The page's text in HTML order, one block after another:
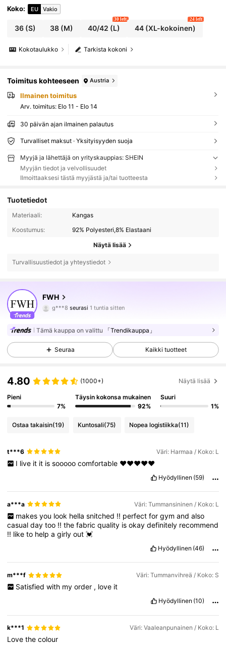
Koko: EU Vakio
36(S) 38 (M) 40/42 (L)
30 left
44(XL-kokoinen)
24 left
Tarkista kokoni
Kokotaulukko
Toimitus kohteeseen Austria
Ilmainen toimitus
Arv. toimitus: Elo 11 - Elo 14
30 päivän ajan ilmainen palautus
Turvalliset maksut · Yksityisyyden suoja
Myyjä ja lähettäjä on yrityskauppias: SHEIN
Myyjän tiedot ja velvollisuudet
Ilmoittaaksesi tästä myyjästä ja/tai tuotteesta
Tuotetiedot
Materiaali:
Kangas
Koostumus:
92% Polyesteri,8% Elastaani
Näytä lisää
Turvallisuustiedot ja yhteystiedot
FWH
g***8 seurasi 1 tuntia sitten
4.86 145K Seuraajat
4.86 145K Seuraajat
4.86 145K Seuraajat
4.86 145K Seuraajat
145K Seuraajat
4.86
Tämä kauppa on valittu 「Trendikauppa」
Seuraa Kaikki tuotteet
4.80 (1000+) Näytä lisää
Pieni
7%
Täysin kokonsa mukainen
92%
Suuri
1%
Ostaa takaisin(19) Kuntosali(75) Nopea logistiikka(11)
t***6 Väri: Harmaa / Koko: L
I live it it is sooooo comfortable ♥️♥️♥️♥️♥️
Hyödyllinen (59)
a***a Väri: Tummansininen / Koko: L
makes you look hella snitched !! perfect for gym and also
casualdaytoo !!thefabricquality isokaydefinitely recommend
!! liketo helpagirlyout💓
Hyödyllinen (46)
m***f Väri: Tummanvihreä / Koko: S
Satisfied with my order , love it
Hyödyllinen (10)
k***1 Väri: Vaaleanpunainen / Koko: L
Lovethecolour